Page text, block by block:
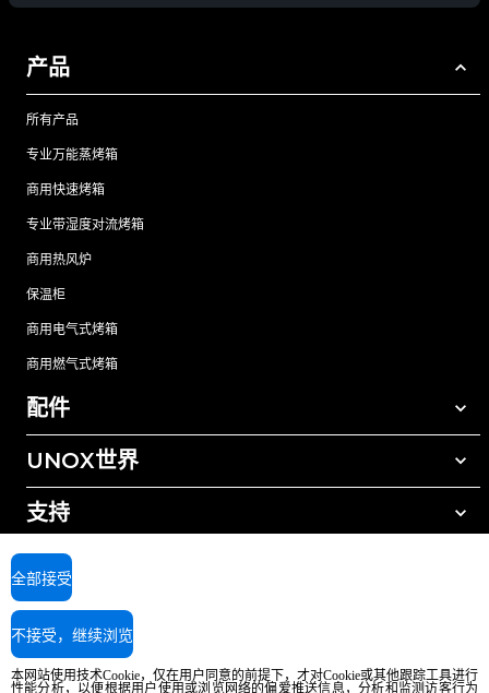
产品
所有产品
专业万能蒸烤箱
商用快速烤箱
专业带湿度对流烤箱
商用热风炉
保温柜
商用电气式烤箱
商用燃气式烤箱
配件
所有配件
手动清洗清洁剂
树脂过滤水处理
反渗透水处理
UNOX世界
我们在全球的办事处
支持
UNOX质保
查找经销商
查找服务中心
版权所有2026 UNOX SpA保留所有权利。Reg.Imp.Padova n°04230750285 -
AI Content Disclaimer
本网站使用技术Cookie，仅在用户同意的前提下，才对Cookie或其他跟踪工具进行
性能分析，以便根据用户使用或浏览网络的偏爱推送信息，分析和监测访客行为
全部接受
不接受，继续浏览